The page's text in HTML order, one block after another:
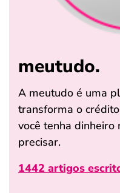
meutudo.
A meutudo é uma
transforma o
você tenha
precisar.
1442 artigos